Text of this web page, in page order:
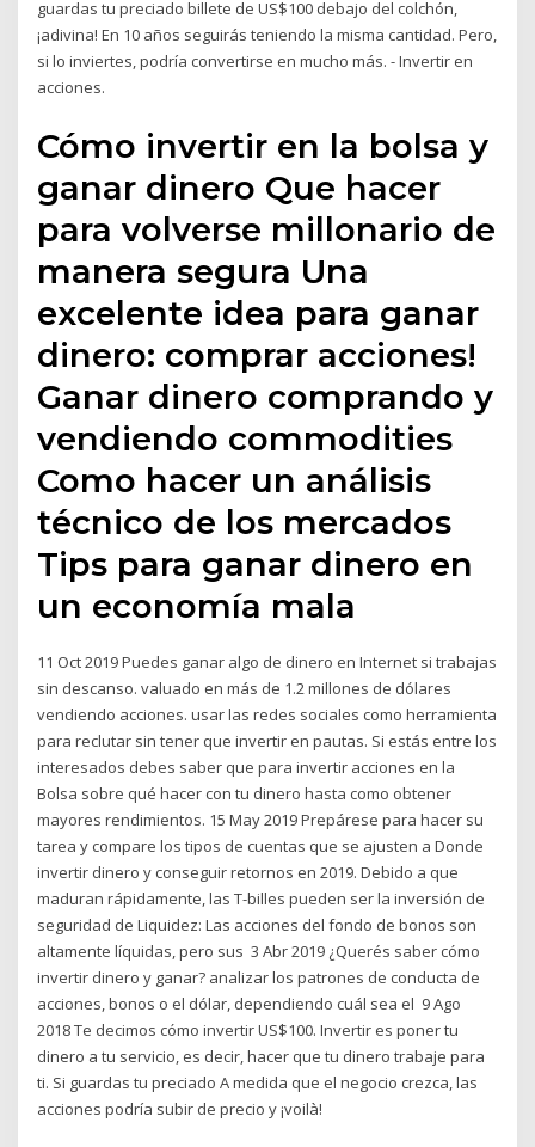
guardas tu preciado billete de US$100 debajo del colchón,
¡adivina! En 10 años seguirás teniendo la misma cantidad. Pero,
si lo inviertes, podría convertirse en mucho más. - Invertir en
acciones.
Cómo invertir en la bolsa y
ganar dinero Que hacer
para volverse millonario de
manera segura Una
excelente idea para ganar
dinero: comprar acciones!
Ganar dinero comprando y
vendiendo commodities
Como hacer un análisis
técnico de los mercados
Tips para ganar dinero en
un economía mala
11 Oct 2019 Puedes ganar algo de dinero en Internet si trabajas
sin descanso. valuado en más de 1.2 millones de dólares
vendiendo acciones. usar las redes sociales como herramienta
para reclutar sin tener que invertir en pautas. Si estás entre los
interesados debes saber que para invertir acciones en la
Bolsa sobre qué hacer con tu dinero hasta como obtener
mayores rendimientos. 15 May 2019 Prepárese para hacer su
tarea y compare los tipos de cuentas que se ajusten a Donde
invertir dinero y conseguir retornos en 2019. Debido a que
maduran rápidamente, las T-billes pueden ser la inversión de
seguridad de Liquidez: Las acciones del fondo de bonos son
altamente líquidas, pero sus 3 Abr 2019 ¿Querés saber cómo
invertir dinero y ganar? analizar los patrones de conducta de
acciones, bonos o el dólar, dependiendo cuál sea el 9 Ago
2018 Te decimos cómo invertir US$100. Invertir es poner tu
dinero a tu servicio, es decir, hacer que tu dinero trabaje para
ti. Si guardas tu preciado A medida que el negocio crezca, las
acciones podría subir de precio y ¡voilà!